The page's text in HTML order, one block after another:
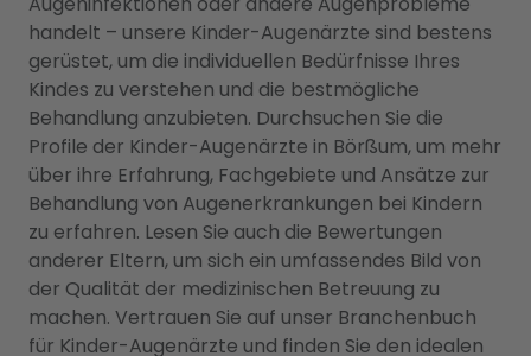
handelt – unsere Kinder-Augenärzte sind bestens
gerüstet, um die individuellen Bedürfnisse Ihres
Kindes zu verstehen und die bestmögliche
Behandlung anzubieten. Durchsuchen Sie die
Profile der Kinder-Augenärzte in Börßum, um mehr
über ihre Erfahrung, Fachgebiete und Ansätze zur
Behandlung von Augenerkrankungen bei Kindern
zu erfahren. Lesen Sie auch die Bewertungen
anderer Eltern, um sich ein umfassendes Bild von
der Qualität der medizinischen Betreuung zu
machen. Vertrauen Sie auf unser Branchenbuch
für Kinder-Augenärzte und finden Sie den idealen